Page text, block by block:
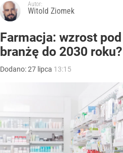
Autor:
Witold Ziomek
Farmacja: wzrost
branżę do 2030 roku?
Dodano:27 lipca 13:15